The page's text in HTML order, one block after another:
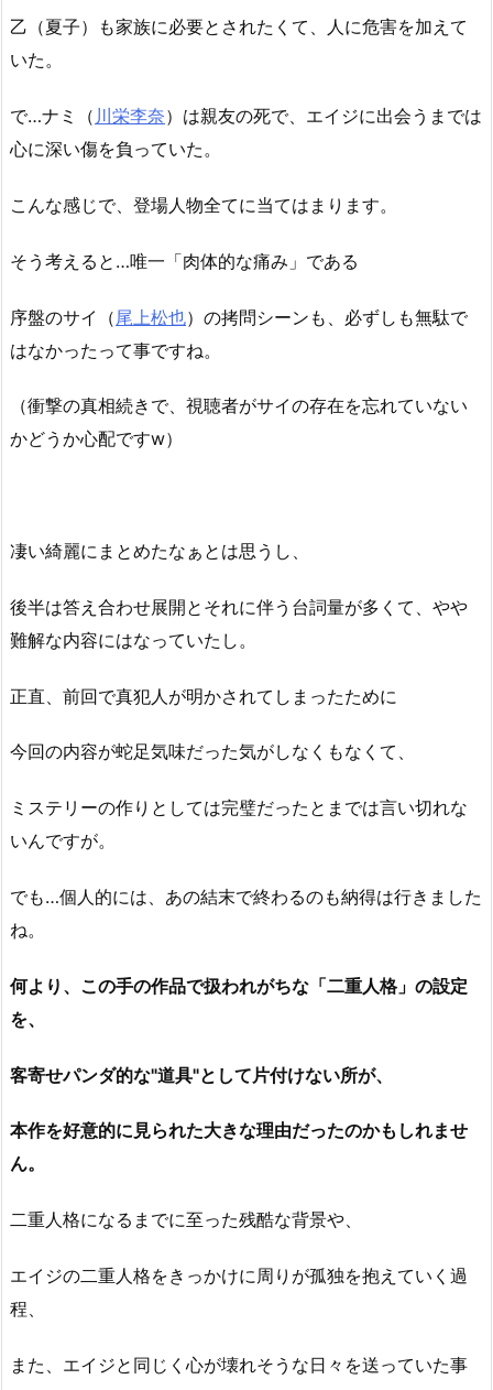
乙（夏子）も家族に必要とされたくて、人に危害を加えて
いた。
で…ナミ（ 川栄李奈）は親友の死で、エイジに出会うまでは
心に深い傷を負っていた。
こんな感じで、登場人物全てに当てはまります。
そう考えると…唯一「肉体的な痛み」である
序盤のサイ（ 尾上松也）の拷問シーンも、必ずしも無駄で
はなかったって事ですね。
（衝撃の真相続きで、視聴者がサイの存在を忘れていない
かどうか心配ですw）
凄い綺麗にまとめたなぁとは思うし、
後半は答え合わせ展開とそれに伴う台詞量が多くて、やや
難解な内容にはなっていたし。
正直、前回で真犯人が明かされてしまったために
今回の内容が蛇足気味だった気がしなくもなくて、
ミステリーの作りとしては完璧だったとまでは言い切れな
いんですが。
でも…個人的には、あの結末で終わるのも納得は行きました
ね。
何より、この手の作品で扱われがちな「二重人格」の設定
を、
客寄せパンダ的な"道具"として片付けない所が、
本作を好意的に見られた大きな理由だったのかもしれませ
ん。
二重人格になるまでに至った残酷な背景や、
エイジの二重人格をきっかけに周りが孤独を抱えていく過
程、
また、エイジと同じく心が壊れそうな日々を送っていた事